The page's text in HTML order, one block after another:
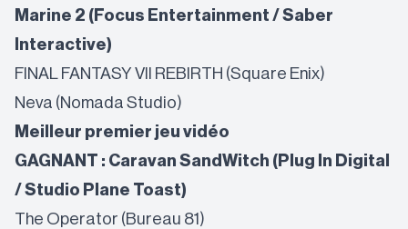
Marine 2 (Focus Entertainment / Saber
Interactive)
FINAL FANTASY VII REBIRTH (Square Enix)
Neva (Nomada Studio)
Meilleur premier jeu vidéo
GAGNANT : Caravan SandWitch (Plug In Digital
/ Studio Plane Toast)
The Operator (Bureau 81)